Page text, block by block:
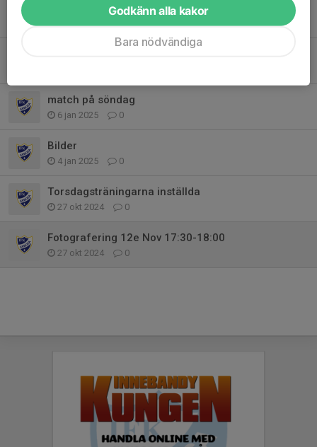
Spelschema poolspel 2/2
match på söndag
6 jan 2025 0
Bilder
4 jan 2025 0
Torsdagsträningarna inställda
27 okt 2024 0
Fotografering 12e Nov 17:30-18:00
27 okt 2024 0
Godkänn alla kakor
Bara nödvändiga